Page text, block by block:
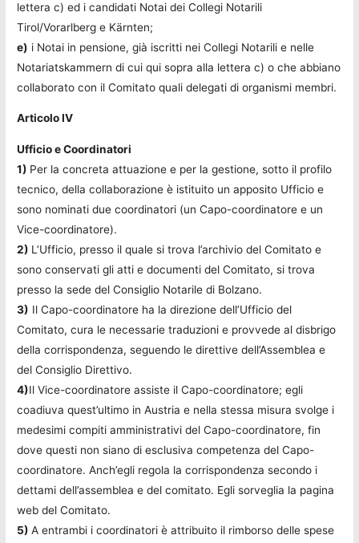
lettera c) ed i candidati Notai dei Collegi Notarili
Tirol/Vorarlberg e Kärnten;
e) i Notai in pensione, già iscritti nei Collegi Notarili e nelle
Notariatskammern di cui qui sopra alla lettera c) o che abbiano
collaborato con il Comitato quali delegati di organismi membri.
Articolo IV
Ufficio e Coordinatori
1) Per la concreta attuazione e per la gestione, sotto il profilo
tecnico, della collaborazione è istituito un apposito Ufficio e
sono nominati due coordinatori (un Capo-coordinatore e un
Vice-coordinatore).
2) L’Ufficio, presso il quale si trova l’archivio del Comitato e
sono conservati gli atti e documenti del Comitato, si trova
presso la sede del Consiglio Notarile di Bolzano.
3) Il Capo-coordinatore ha la direzione dell’Ufficio del
Comitato, cura le necessarie traduzioni e provvede al disbrigo
della corrispondenza, seguendo le direttive dell’Assemblea e
del Consiglio Direttivo.
4)Il Vice-coordinatore assiste il Capo-coordinatore; egli
coadiuva quest’ultimo in Austria e nella stessa misura svolge i
medesimi compiti amministrativi del Capo-coordinatore, fin
dove questi non siano di esclusiva competenza del Capo-
coordinatore. Anch’egli regola la corrispondenza secondo i
dettami dell’assemblea e del comitato. Egli sorveglia la pagina
web del Comitato.
5)A entrambi i coordinatori è attribuito il rimborso delle spese